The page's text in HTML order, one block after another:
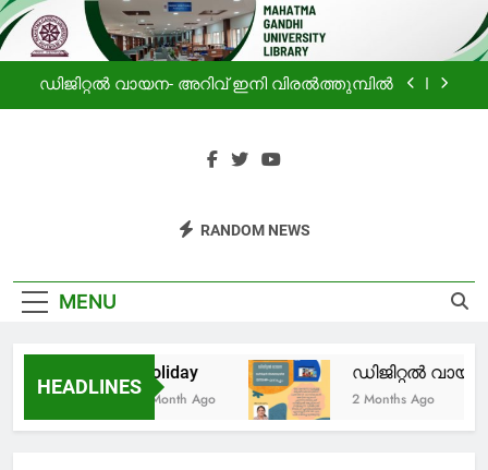
Skip
to
content
ലൈബ്രറിയിലെ വായനക്കാരുടെ കൂട്ടായ്മ
ഡിജിറ്റൽ വായന- അറിവ് ഇനി വിരൽത്തുമ്പിൽ
സഹൃദയം -മഹാത്മാഗാന്ധി സർവകലാശാല
ലൈബ്രറിയിലെ വായനക്കാരുടെ കൂട്ടായ്മ
Mahatma
University
Library
RANDOM NEWS
MENU
HEADLINES
Holiday
1 Month Ago
ഡിജിറ്റൽ
2 Months Ago